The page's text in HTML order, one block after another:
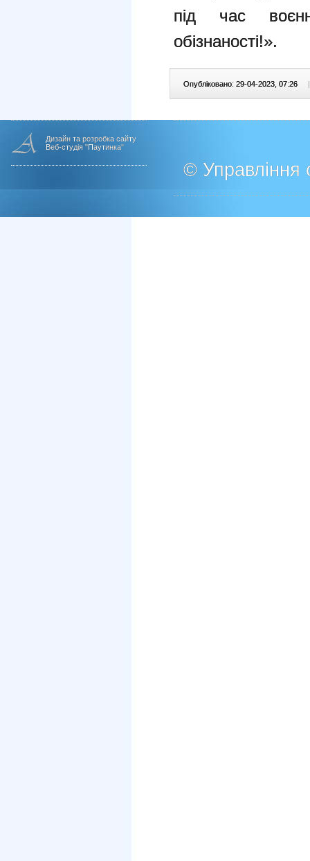
під час
обізнаності!».
Опубліковано: 29-04-2023, 07:26 |
Дизайн та розробка сайту
Веб-студія "Паутинка"
© Управління